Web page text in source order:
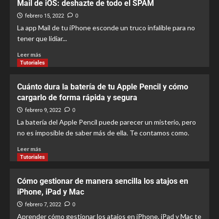
Mail de iOS: deshazte de todo el SPAM
febrero 15, 2022 0
La app Mail de tu iPhone esconde un truco infalible para no
tener que lidiar...
Leer más
Tutoriales
Cuánto dura la batería de tu Apple Pencil y cómo
cargarlo de forma rápida y segura
febrero 9, 2022 0
La batería del Apple Pencil puede parecer un misterio, pero
no es imposible de saber más de ella. Te contamos como.
Leer más
Tutoriales
Cómo gestionar de manera sencilla los atajos en
iPhone, iPad y Mac
febrero 7, 2022 0
Aprender cómo gestionar los atajos en iPhone, iPad y Mac te